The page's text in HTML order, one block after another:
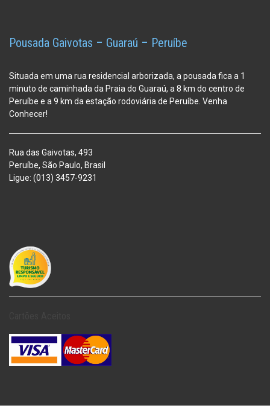
Pousada Gaivotas – Guaraú – Peruíbe
Situada em uma rua residencial arborizada, a pousada fica a 1
minuto de caminhada da Praia do Guaraú, a 8 km do centro de
Peruíbe e a 9 km da estação rodoviária de Peruíbe. Venha
Conhecer!
Rua das Gaivotas, 493
Peruíbe, São Paulo, Brasil
Ligue: (013) 3457-9231